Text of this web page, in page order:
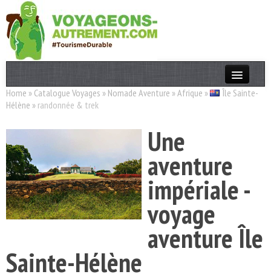
Actualités
Acteurs
Thèmes
Home » Catalogue Voyages » Nomade Aventure »Afrique »
Île Sainte-
Hélène » randonnée & trek
Une
aventure
impériale -
voyage
aventure Île
Sainte-Hélène